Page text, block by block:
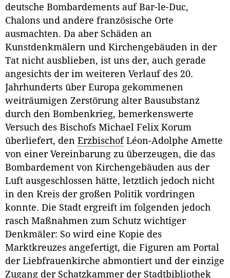
deutsche Bombardements auf Bar-le-Duc,
Chalons und andere französische Orte
ausmachten. Da aber Schäden an
Kunstdenkmälern und Kirchengebäuden in der
Tat nicht ausblieben, ist uns der, auch gerade
angesichts der im weiteren Verlauf des 20.
Jahrhunderts über Europa gekommenen
weiträumigen Zerstörung alter Bausubstanz
durch den Bombenkrieg, bemerkenswerte
Versuch des Bischofs Michael Felix Korum
überliefert, den ErzbischofLéon-Adolphe Amette
von einer Vereinbarung zu überzeugen, die das
Bombardement von Kirchengebäuden aus der
Luft ausgeschlossen hätte, letztlich jedoch nicht
in den Kreis der großen Politik vordringen
konnte. Die Stadt ergreift im folgenden jedoch
rasch Maßnahmen zum Schutz wichtiger
Denkmäler: So wird eine Kopie des
Marktkreuzes angefertigt, die Figuren am Portal
der Liebfrauenkirche abmontiert und der einzige
Zugang der Schatzkammer der Stadtbibliothek